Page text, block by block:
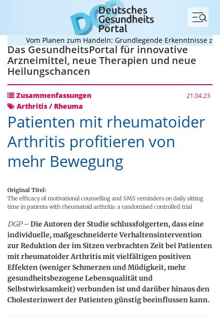
Menü
Vom Planen zum Handeln: Grundlegende Erkenntnisse zur
Das GesundheitsPortal für innovative
Arzneimittel, neue Therapien und neue
Heilungschancen
Zusammenfassungen 21.04.23
Arthritis / Rheuma
Patienten mit rheumatoider
Arthritis profitieren von
mehr Bewegung
Original Titel:
The efficacy of motivational counselling and SMS reminders on daily sitting
time in patients with rheumatoid arthritis: a randomised controlled trial
DGP– Die Autoren der Studie schlussfolgerten, dass eine
individuelle, maßgeschneiderte Verhaltensintervention
zur Reduktion der im Sitzen verbrachten Zeit bei Patienten
mit rheumatoider Arthritis mit vielfältigen positiven
Effekten (weniger Schmerzen und Müdigkeit, mehr
gesundheitsbezogene Lebensqualität und
Selbstwirksamkeit) verbunden ist und darüber hinaus den
Cholesterinwert der Patienten günstig beeinflussen kann.